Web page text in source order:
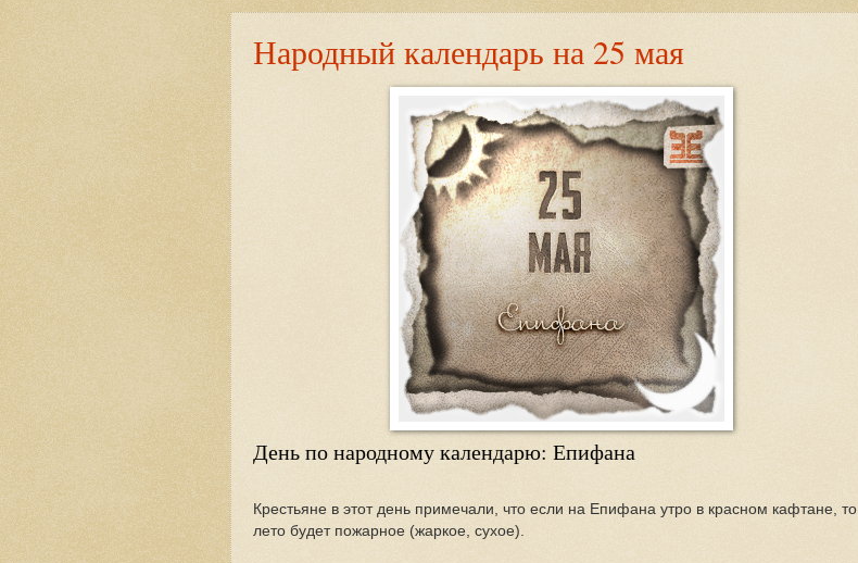
Народный календарь на 25 мая
День по народному календарю: Епифана
Крестьяне в этот день примечали, что если на Епифана утро в красном кафтане, то
лето будет пожарное (жаркое, сухое).